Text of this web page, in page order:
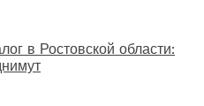
в Ростовской области: